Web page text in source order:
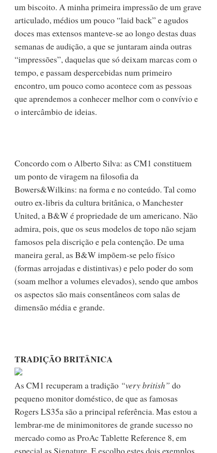
um biscoito. A minha primeira impressão de um grave
articulado, médios um pouco “laid back” e agudos
doces mas extensos manteve-se ao longo destas duas
semanas de audição, a que se juntaram ainda outras
“impressões”, daquelas que só deixam marcas com o
tempo, e passam despercebidas num primeiro
encontro, um pouco como acontece com as pessoas
que aprendemos a conhecer melhor com o convívio e
o intercâmbio de ideias.
Concordo com o Alberto Silva: as CM1 constituem
um ponto de viragem na filosofia da
Bowers&Wilkins: na forma e no conteúdo. Tal como
outro ex-libris da cultura britânica, o Manchester
United, a B&W é propriedade de um americano. Não
admira, pois, que os seus modelos de topo não sejam
famosos pela discrição e pela contenção. De uma
maneira geral, as B&W impõem-se pelo físico
(formas arrojadas e distintivas) e pelo poder do som
(soam melhor a volumes elevados), sendo que ambos
os aspectos são mais consentâneos com salas de
dimensão média e grande.
TRADIÇÃO BRITÂNICA
As CM1 recuperam a tradição “very british” do
pequeno monitor doméstico, de que as famosas
Rogers LS35a são a principal referência. Mas estou a
lembrar-me de minimonitores de grande sucesso no
mercado como as ProAc Tablette Reference 8, em
especial as Signature. E escolho estes dois exemplos